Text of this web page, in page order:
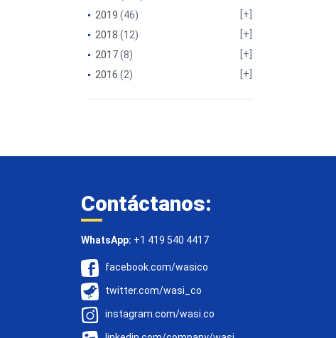
2019 (46)
2018 (12)
2017(8)
2016 (2)
Contáctanos:
WhatsApp: +1 419 540 4417
facebook.com/wasico
twitter.com/wasi_co
instagram.com/wasi.co